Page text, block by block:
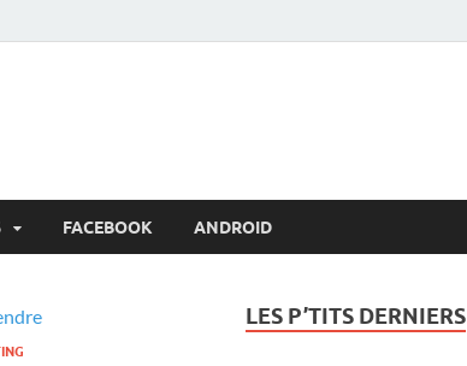
FACEBOOK ANDROID
LES P’TITS DERNIERS